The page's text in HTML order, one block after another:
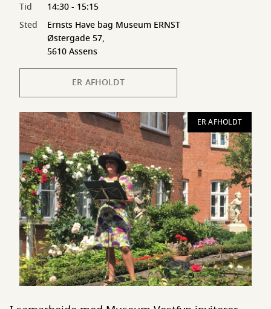
ER AFHOLDT
Tid
14:30 - 15:15
Sted
Ernsts Have bag Museum ERNST
Østergade 57,
5610 Assens
ER AFHOLDT